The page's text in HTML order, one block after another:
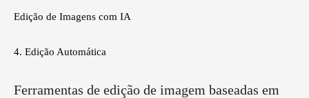
Edição de Imagens com IA
4. Edição Automática
Ferramentas de edição de imagem baseadas em